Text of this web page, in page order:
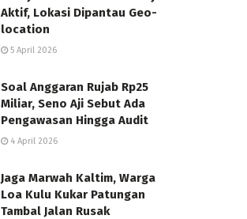
Aktif, Lokasi Dipantau Geo-
location
5 April 2026
Soal Anggaran Rujab Rp25
Miliar, Seno Aji Sebut Ada
Pengawasan Hingga Audit
4 April 2026
Jaga Marwah Kaltim, Warga
Loa Kulu Kukar Patungan
Tambal Jalan Rusak